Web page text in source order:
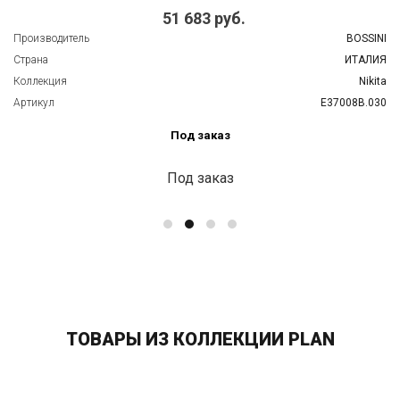
51 683 руб.
Производитель
BOSSINI
Страна
ИТАЛИЯ
Коллекция
Nikita
Артикул
E37008B.030
Под заказ
Под заказ
ТОВАРЫ ИЗ КОЛЛЕКЦИИ PLAN